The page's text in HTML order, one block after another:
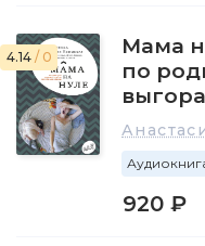
4.14 / 0
Мама
по
920 ₽